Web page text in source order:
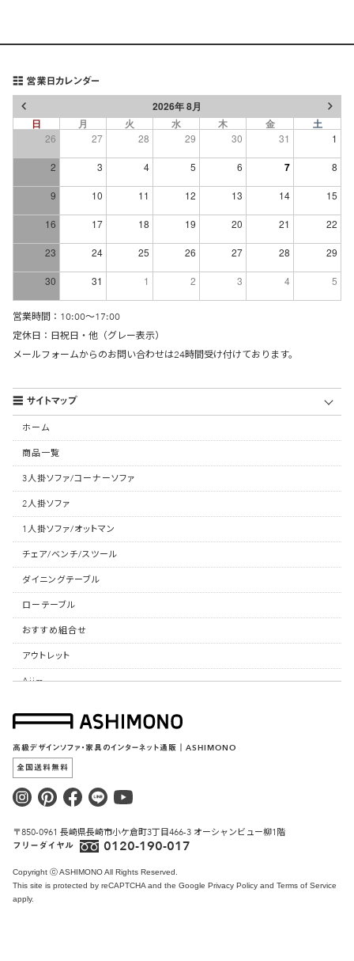
営業日カレンダー
2026年 8月
日
月 火 水 木 金 土
26 27 28 29 30 31 1
2 3 4 5 6 7 8
9 10 11 12 13 14 15
16 17 18 19 20 21 22
23 24 25 26 27 28 29
30 31 1 2 3 4 5
営業時間：10:00〜17:00
定休日：日祝日・他（グレー表示）
メールフォームからのお問い合わせは24時間受け付けております。
サイトマップ
ホーム
商品一覧
3人掛ソファ/コーナーソファ
2人掛ソファ
1人掛ソファ/オットマン
チェア/ベンチ/スツール
ダイニングテーブル
ローテーブル
おすすめ組合せ
アウトレット
Ajim
生地サンプル
カタログ
おしらせ
マガジン
ASHIMONOについて
高級デザインソファ・家具のインターネット通販｜ASHIMONO
全国送料無料
〒850-0961 長崎県長崎市小ケ倉町3丁目466-3 オーシャンビュー柳1階
フリーダイヤル
0120-190-017
Copyright ⓒ ASHIMONO All Rights Reserved.
This site is protected by reCAPTCHA and the Google Privacy Policy and Terms of Service
apply.